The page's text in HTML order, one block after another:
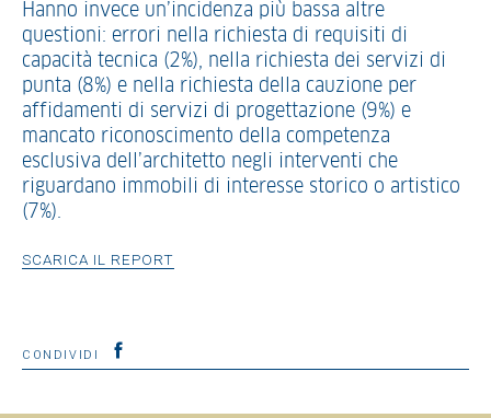
Hanno invece un’incidenza più bassa altre
questioni: errori nella richiesta di requisiti di
capacità tecnica (2%), nella richiesta dei servizi di
punta (8%) e nella richiesta della cauzione per
affidamenti di servizi di progettazione (9%) e
mancato riconoscimento della competenza
esclusiva dell’architetto negli interventi che
riguardano immobili di interesse storico o artistico
(7%).
SCARICA IL REPORT
CONDIVIDI